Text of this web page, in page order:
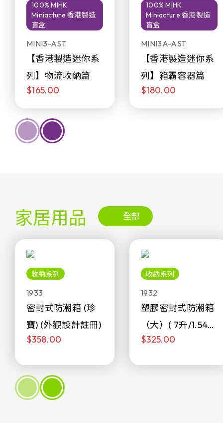
100% MIHK
Miniacture 香港製造
盲盒
MINI3-AST
【香港製造迷你系
列】物流收納篇
$165.00
100% MIHK
Miniacture 香港製造
盲盒
MINI3A-AST
【香港製造迷你系
列】箱霸容器篇
$180.00
家居用品 全部
收納系列
1933
密封式防潮箱 (珍
寶) (外觀設計註冊)
$358.00
收納系列
1932
塑膠密封式防潮箱
（大）( 7升/1.54加
侖)
$325.00